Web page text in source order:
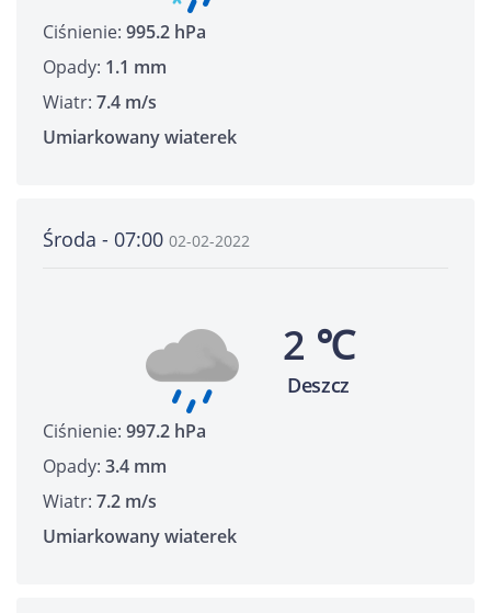
Ciśnienie: 995.2 hPa
Opady: 1.1 mm
Wiatr: 7.4 m/s
Umiarkowany wiaterek
Środa - 07:00 02-02-2022
2 ℃
Deszcz
Ciśnienie: 997.2 hPa
Opady: 3.4 mm
Wiatr: 7.2 m/s
Umiarkowany wiaterek